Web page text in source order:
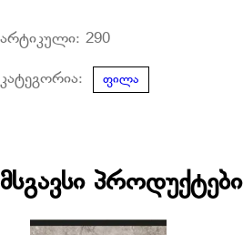
არტიკული: 290
კატეგორია: ფილა
მსგავსი პროდუქტები